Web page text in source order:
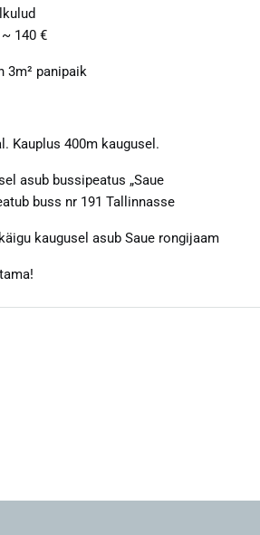
140 €
3m² panipaik
Kauplus 400m kaugusel.
asub bussipeatus „Saue
buss nr 191 Tallinnasse
kaugusel asub Saue rongijaam